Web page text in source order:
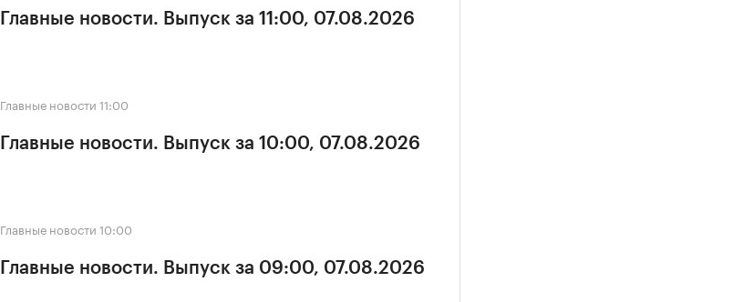
Главные новости. Выпуск за 11:00, 07.08.2026
Главные новости 11:00
Главные новости. Выпуск за 10:00, 07.08.2026
Главные новости 10:00
Главные новости. Выпуск за 09:00, 07.08.2026